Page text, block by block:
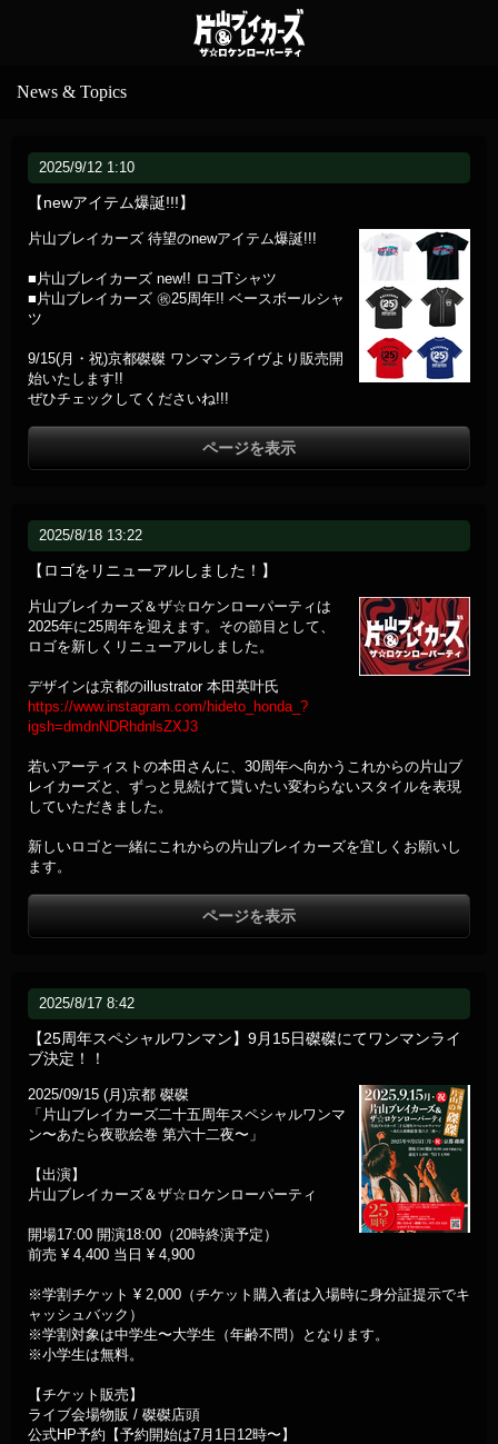
News & Topics
2025/9/12 1:10
【newアイテム爆誕!!!】
片山ブレイカーズ 待望のnewアイテム爆誕!!!
■片山ブレイカーズ new!! ロゴTシャツ
■片山ブレイカーズ ㊗️25周年!! ベースボールシャ
ツ
9/15(月・祝)京都磔磔 ワンマンライヴより販売開
始いたします!!
ぜひチェックしてくださいね!!!
ページを表示
2025/8/18 13:22
【ロゴをリニューアルしました！】
片山ブレイカーズ＆ザ☆ロケンローパーティは
2025年に25周年を迎えます。その節目として、
ロゴを新しくリニューアルしました。
デザインは京都のillustrator 本田英叶氏
https://www.instagram.com/hideto_honda_?
igsh=dmdnNDRhdnlsZXJ3
若いアーティストの本田さんに、30周年へ向かうこれからの片山ブ
レイカーズと、ずっと見続けて貰いたい変わらないスタイルを表現
していただきました。
新しいロゴと一緒にこれからの片山ブレイカーズを宜しくお願いし
ます。
ページを表示
2025/8/17 8:42
【25周年スペシャルワンマン】9月15日磔磔にてワンマンライ
ブ決定！！
2025/09/15 (月)京都 磔磔
「片山ブレイカーズ二十五周年スペシャルワンマ
ン〜あたら夜歌絵巻 第六十二夜〜」
【出演】
片山ブレイカーズ＆ザ☆ロケンローパーティ
開場17:00 開演18:00（20時終演予定）
前売 ¥ 4,400 当日 ¥ 4,900
※学割チケット ¥ 2,000（チケット購入者は入場時に身分証提示でキ
ャッシュバック）
※学割対象は中学生〜大学生（年齢不問）となります。
※小学生は無料。
【チケット販売】
ライブ会場物販 / 磔磔店頭
公式HP予約【予約開始は7月1日12時〜】